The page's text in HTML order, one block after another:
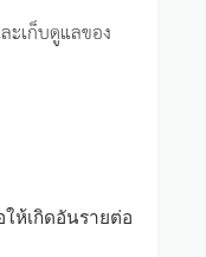
ะเก็บดูแลของ
ห้เกิดอันรายต่อ